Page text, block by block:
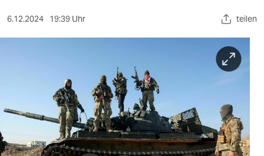
sport
wahrheit
verlag
6.12.2024 19:39 Uhr teilen